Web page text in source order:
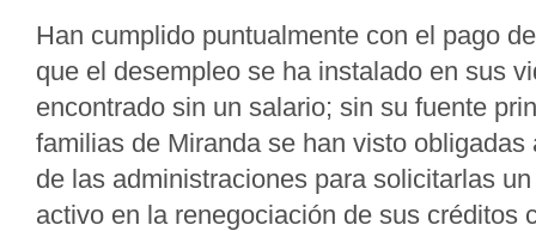
Han cumplido puntualmente con el pago
que el desempleo se ha instalado en sus
encontrado sin un salario; sin su fuente
familias de Miranda se han visto obligadas
de las administraciones para solicitarlas
activo en la renegociación de sus créditos